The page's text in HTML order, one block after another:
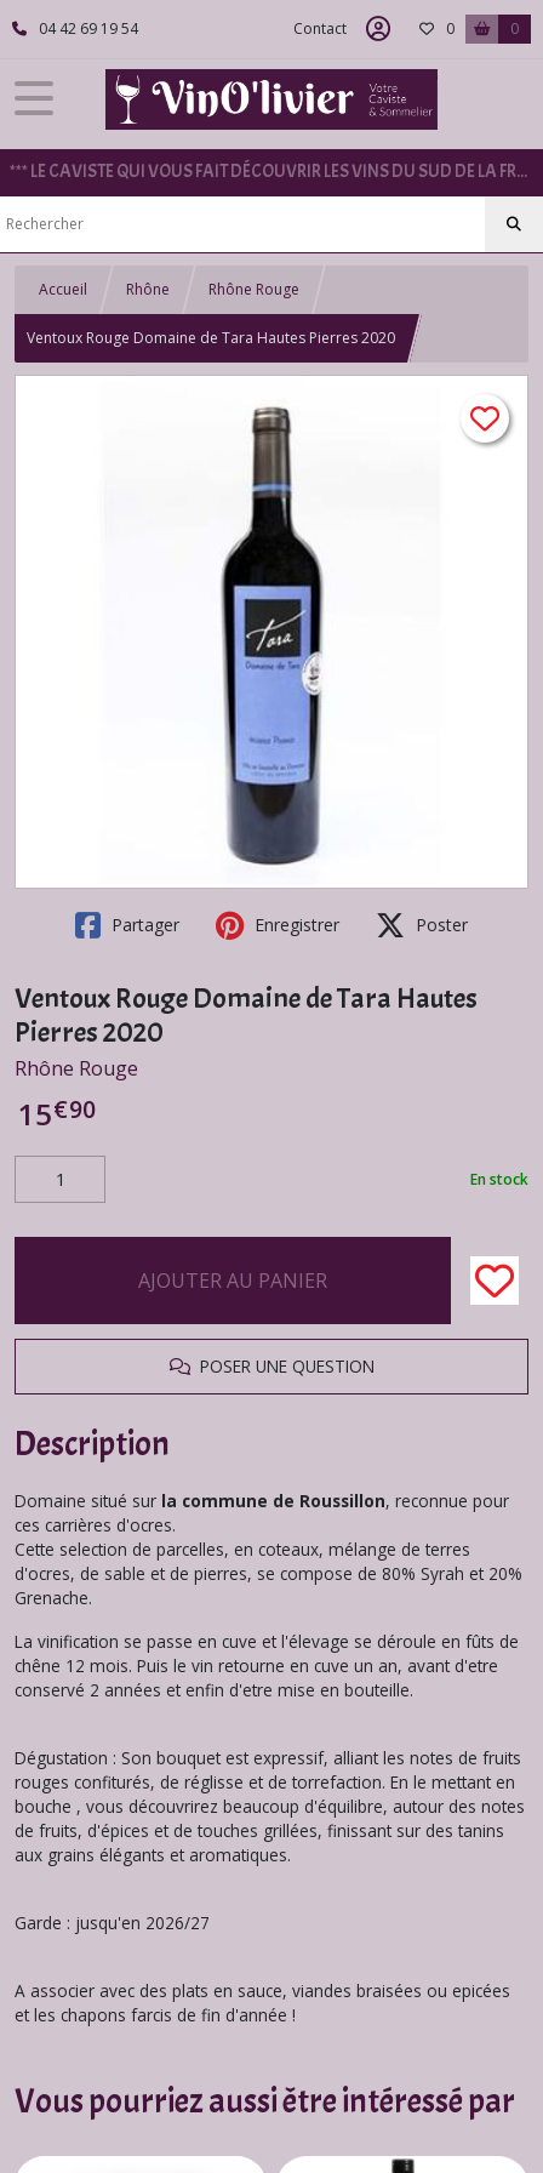
04 42 69 19 54 Contact 0 0
*** LE CAVISTE QUI VOUS FAIT DÉCOUVRIR LES VINS DU SUD DE LA FRANCE ***
Accueil Rhône Rhône Rouge
Ventoux Rouge Domaine de Tara Hautes Pierres 2020
Partager Enregistrer Poster
Ventoux Rouge Domaine de Tara Hautes
Pierres 2020
Rhône Rouge
15€90
En stock
AJOUTER AU PANIER
POSER UNE QUESTION
Description
Domaine situé sur la commune de Roussillon, reconnue pour
ces carrières d'ocres.
Cette selection de parcelles, en coteaux, mélange de terres
d'ocres, de sable et de pierres, se compose de 80% Syrah et 20%
Grenache.
La vinification se passe en cuve et l'élevage se déroule en fûts de
chêne 12 mois. Puis le vin retourne en cuve un an, avant d'etre
conservé 2 années et enfin d'etre mise en bouteille.
Dégustation : Son bouquet est expressif, alliant les notes de fruits
rouges confiturés, de réglisse et de torrefaction. En le mettant en
bouche , vous découvrirez beaucoup d'équilibre, autour des notes
de fruits, d'épices et de touches grillées, finissant sur des tanins
aux grains élégants et aromatiques.
Garde : jusqu'en 2026/27
A associer avec des plats en sauce, viandes braisées ou epicées
et les chapons farcis de fin d'année !
Vous pourriez aussi être intéressé par